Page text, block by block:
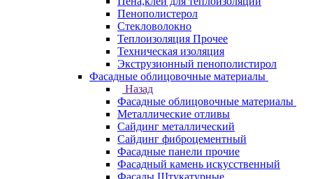
Пенополистерол
Стекловолокно
Теплоизоляция Прочее
Техническая изоляция
Экструзионный пенополистирол
Фасадные облицовочные материалы
Назад
Фасадные облицовочные материалы
Металлические отливы
Сайдинг металлический
Сайдинг фиброцементный
Фасадные панели прочие
Фасадный камень искусственный
Фасады Штукатурные